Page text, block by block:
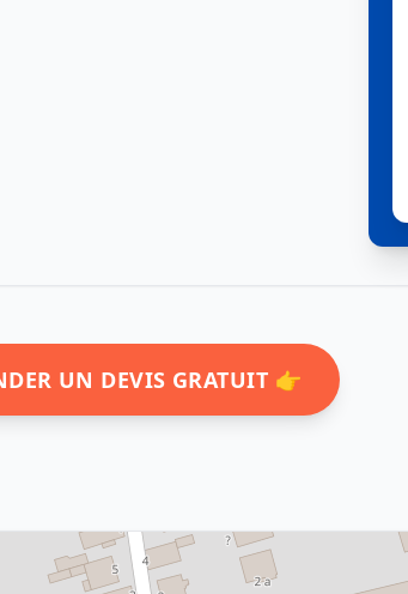
UN DEVIS GRATUIT 👉